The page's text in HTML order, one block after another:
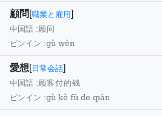
顧問 [職業と雇用]
中国語 : 顾问
ピンイン :gù wèn
愛想[ 日常会話]
中国語 : 顾客付的钱
ピンイン :gù kè fù de qián